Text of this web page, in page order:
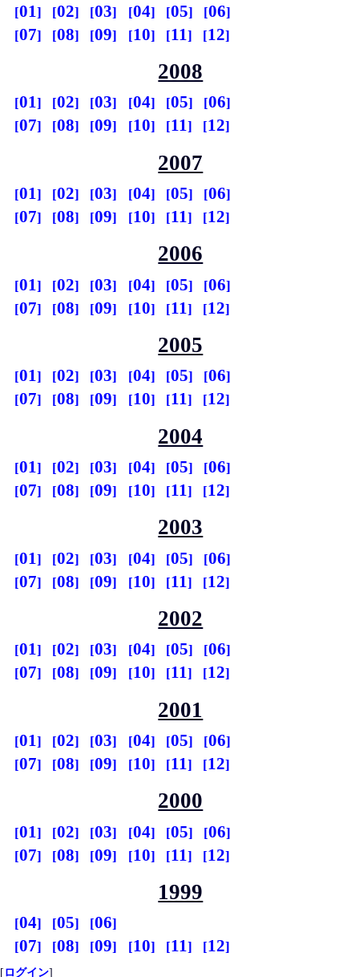
01 02 03 04 05
06
07
08 09 10 11 12
2008
01 02 03 04 05
06
07
08 09 10 11 12
2007
01 02 03 04 05
06
07
08 09 10 11 12
2006
01 02 03 04 05
06
07
08 09 10 11 12
2005
01 02 03 04 05
06
07
08 09 10 11 12
2004
01 02 03 04 05
06
07
08 09 10 11 12
2003
01 02 03 04 05
06
07
08 09 10 11 12
2002
01 02 03 04 05
06
07
08 09 10 11 12
2001
01 02 03 04 05
06
07
08 09 10 11 12
2000
01 02 03 04 05
06
07
08 09 10 11 12
1999
04 05
06
07
08 09 10 11 12
[ログイン]